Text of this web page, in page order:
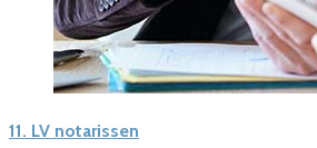
11. LV notarissen